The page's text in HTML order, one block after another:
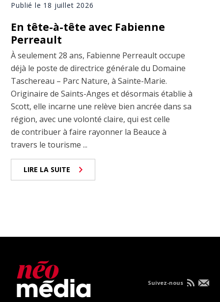
Publié le 18 juillet 2026
En tête-à-tête avec Fabienne
Perreault
À seulement 28 ans, Fabienne Perreault occupe
déjà le poste de directrice générale du Domaine
Taschereau – Parc Nature, à Sainte-Marie.
Originaire de Saints-Anges et désormais établie à
Scott, elle incarne une relève bien ancrée dans sa
région, avec une volonté claire, qui est celle
de contribuer à faire rayonner la Beauce à
travers le tourisme ...
LIRE LA SUITE
Suivez-nous